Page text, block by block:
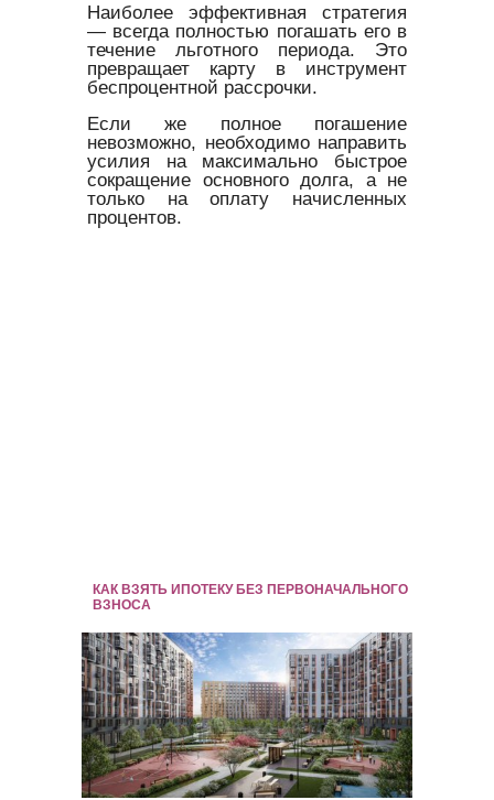
Наиболее эффективная стратегия
— всегда полностью погашать его в
течение льготного периода. Это
превращает карту в инструмент
беспроцентной рассрочки.
Если же полное погашение
невозможно, необходимо направить
усилия на максимально быстрое
сокращение основного долга, а не
только на оплату начисленных
процентов.
КАК ВЗЯТЬ ИПОТЕКУ БЕЗ ПЕРВОНАЧАЛЬНОГО
ВЗНОСА